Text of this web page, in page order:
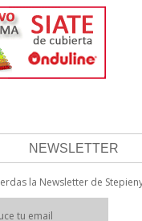
NEWSLETTER
la Newsletter de